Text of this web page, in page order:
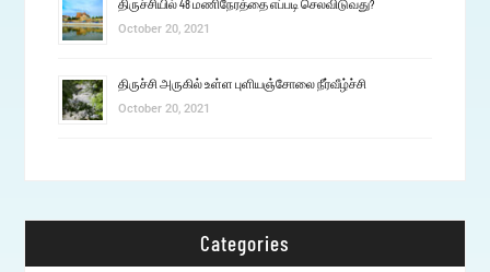
திருச்சியில் 48 மணிநேரத்தை எப்படி செலவிடுவது?
October 20, 2021
திருச்சி அருகில் உள்ள புளியஞ்சோலை நீர்வீழ்ச்சி
October 20, 2021
Categories